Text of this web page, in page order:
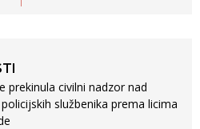
prekinula civilni nadzor nad
službenika prema licima